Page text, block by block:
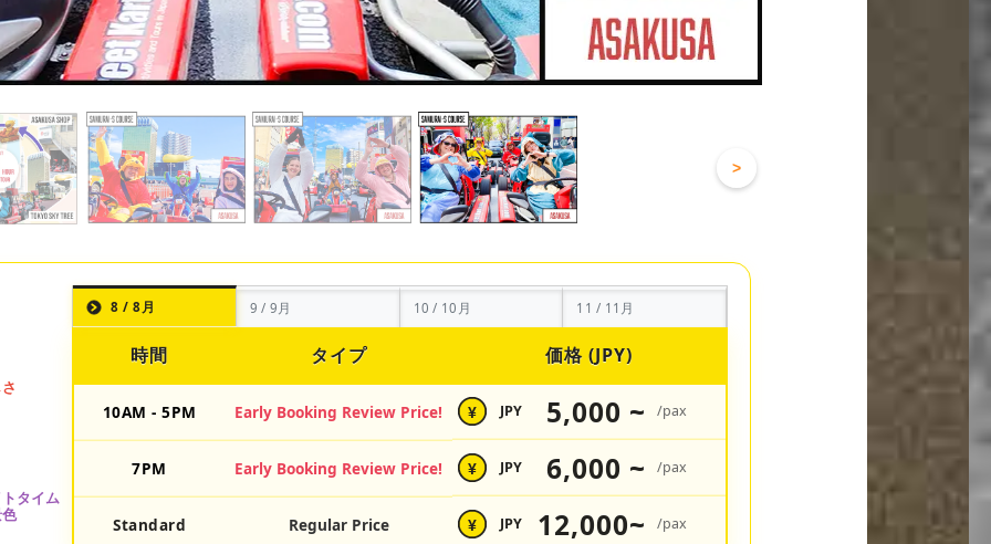
>
8 / 8月 9 / 9月 10 / 10月 11 / 11月
時間 タイプ 価格 (JPY)
10AM - 5PM Early Booking Review Price! ¥ JPY 5,000 ~ /pax
7PM Early Booking Review Price! ¥ JPY 6,000 ~ /pax
Standard Regular Price ¥ JPY 12,000~ /pax